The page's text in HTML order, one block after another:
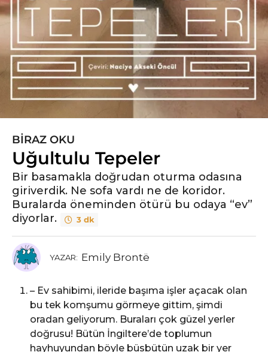
6
y
l
ö
n
6
y
BIRAZ OKU
Uğultulu Tepeler
Bir basamakla doğrudan oturma odasına
giriverdik. Ne sofa vardı ne de koridor.
Buralarda öneminden ötürü bu odaya “ev”
diyorlar.
3 dk
YAZAR: Emily Brontё
– Ev sahibimi, ileride başıma işler açacak olan
bu tek komşumu görmeye gittim, şimdi
oradan geliyorum. Buraları çok güzel yerler
doğrusu! Bütün İngiltere’de toplumun
hayhuyundan böyle büsbütün uzak bir yer